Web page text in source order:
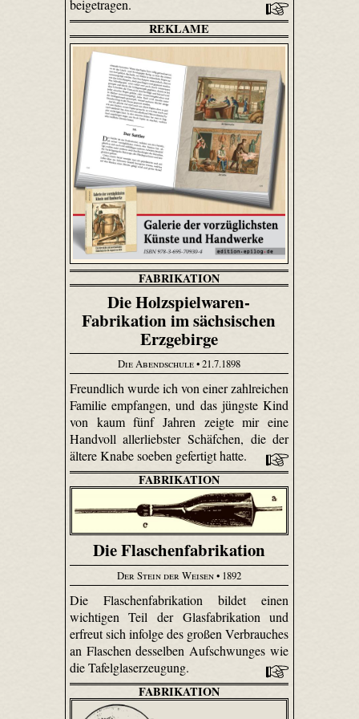
beigetragen.
REKLAME
FABRIKATION
Die Holzspielwaren-
Fabrikation im sächsischen
Erzgebirge
Die Abendschule• 21.7.1898
Freundlich wurde ich von einer zahlreichen
Familie empfangen, und das jüngste Kind
von kaum fünf Jahren zeigte mir eine
Handvoll allerliebster Schäfchen, die der
ältere Knabe soeben gefertigt hatte.
FABRIKATION
Die Flaschenfabrikation
Der Stein der Weisen• 1892
Die Flaschenfabrikation bildet einen
wichtigen Teil der Glasfabrikation und
erfreut sich infolge des großen Verbrauches
an Flaschen desselben Aufschwunges wie
die Tafelglaserzeugung.
FABRIKATION